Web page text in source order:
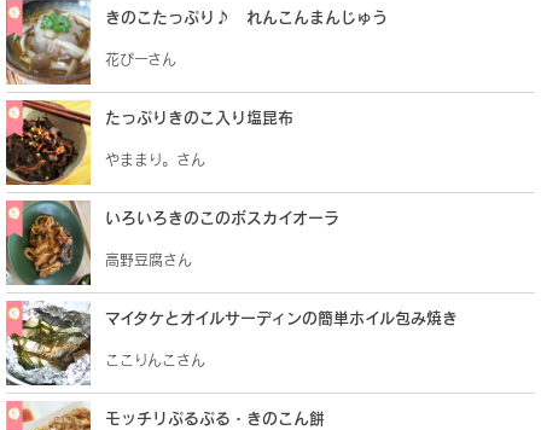
きのこたっぷり♪ れんこんまんじゅう
花ぴーさん
たっぷりきのこ入り塩昆布
やままり。さん
いろいろきのこのボスカイオーラ
高野豆腐さん
マイタケとオイルサーディンの簡単ホイル包み焼き
ここりんこさん
モッチリぷるぷる・きのこん餅